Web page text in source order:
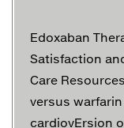
Edoxaban
Satisfaction
Care
versus
cardiovErsion